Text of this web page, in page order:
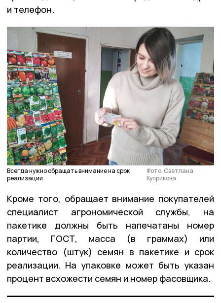
и телефон.
Всегда нужно обращать внимание на срок
реализации
Фото: Светлана
Куприкова
Кроме того, обращает внимание покупателей
специалист агрономической службы, на
пакетике должны быть напечатаны номер
партии, ГОСТ, масса (в граммах) или
количество (штук) семян в пакетике и срок
реализации. На упаковке может быть указан
процент всхожести семян и номер фасовщика.